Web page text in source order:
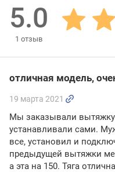
5.0
1 отзыв
отличная модель,
19 марта 2021
Мы заказывали
устанавливали сами.
все, установил и
предыдущей вытяжки
а эта на 150. Тяга